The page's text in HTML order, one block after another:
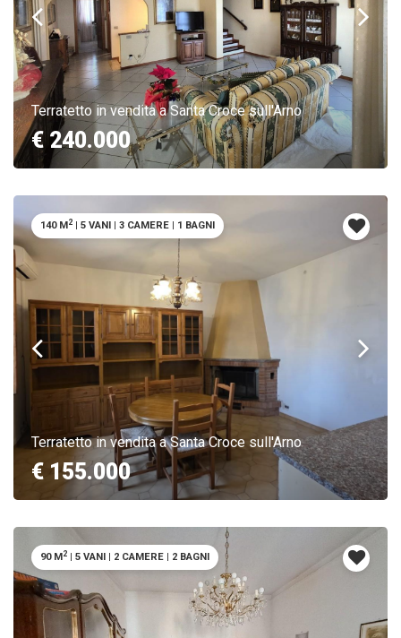
Terratetto in vendita a Santa Croce sull'Arno
€ 240.000
Terratetto in vendita a Santa Croce sull'Arno
€ 155.000
140 M2 | 5 VANI | 3 CAMERE | 1 BAGNI
90 M2 | 5 VANI | 2 CAMERE | 2 BAGNI